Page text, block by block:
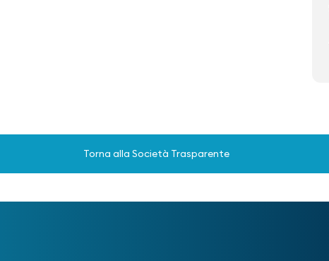
Torna alla Società Trasparente